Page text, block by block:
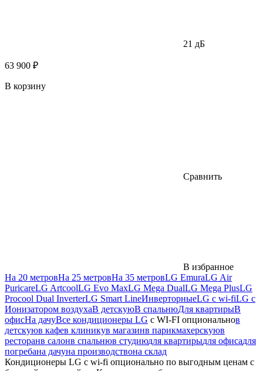
21 дБ
63 900 ₽
В корзину
Сравнить
В избранное
На 20 метровНа 25 метровНа 35 метровLG EmuraLG Air
PuricareLG ArtcoolLG Evo MaxLG Mega DualLG Mega PlusLG
Procool Dual InverterLG Smart LineИнверторныеLG с wi-fiLG с
Ионизатором воздухаВ детскуюВ спальнюДля квартирыВ
офисНа дачуВсе кондиционеры LG с WI-FI опциональнов
детскуюв кафев клиникув магазинв парикмахерскуюв
ресторанв салонв спальнюв студиюдля квартирыдля офисадля
погребана дачуна производствона склад
Кондиционеры LG с wi-fi опционально по выгодным ценам с